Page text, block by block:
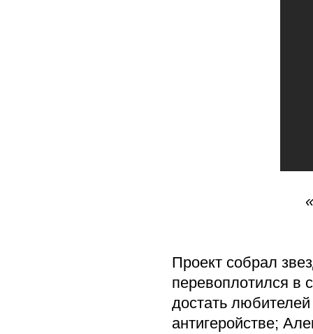
Проект собрал
перевоплотился в
достать
антигеройстве;